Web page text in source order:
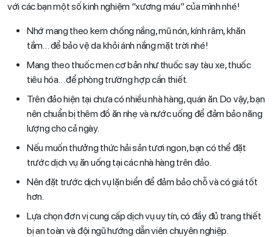
với các bạn một số kinh nghiệm “xương máu” của mình nhé!
Nhớ mang theo kem chống nắng, mũ nón, kính râm, khăn
tắm… để bảo vệ da khỏi ánh nắng mặt trời nhé!
Mang theo thuốc men cơ bản như thuốc say tàu xe, thuốc
tiêu hóa… để phòng trường hợp cần thiết.
Trên đảo hiện tại chưa có nhiều nhà hàng, quán ăn. Do vậy, bạn
nên chuẩn bị thêm đồ ăn nhẹ và nước uống để đảm bảo năng
lượng cho cả ngày.
Nếu muốn thưởng thức hải sản tươi ngon, bạn có thể đặt
trước dịch vụ ăn uống tại các nhà hàng trên đảo.
Nên đặt trước dịch vụ lặn biển để đảm bảo chỗ và có giá tốt
hơn.
Lựa chọn đơn vị cung cấp dịch vụ uy tín, có đầy đủ trang thiết
bị an toàn và đội ngũ hướng dẫn viên chuyên nghiệp.